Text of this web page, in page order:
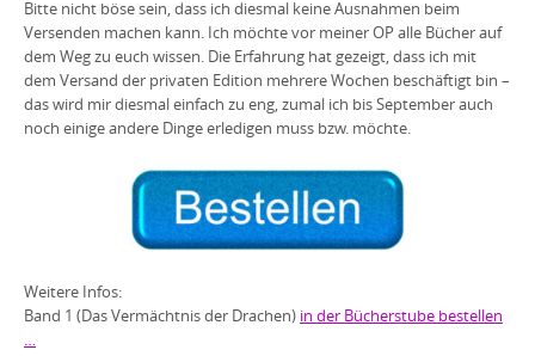
Bitte nicht böse sein, dass ich diesmal keine Ausnahmen beim
Versenden machen kann. Ich möchte vor meiner OP alle Bücher auf
dem Weg zu euch wissen. Die Erfahrung hat gezeigt, dass ich mit
dem Versand der privaten Edition mehrere Wochen beschäftigt bin –
das wird mir diesmal einfach zu eng, zumal ich bis September auch
noch einige andere Dinge erledigen muss bzw. möchte.
Weitere Infos:
Band 1 (Das Vermächtnis der Drachen) in der Bücherstube bestellen
…